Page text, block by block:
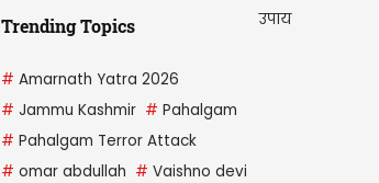
Trending Topics
# Amarnath Yatra 2026
# Jammu Kashmir # Pahalgam
# Pahalgam Terror Attack
# omar abdullah # Vaishno devi